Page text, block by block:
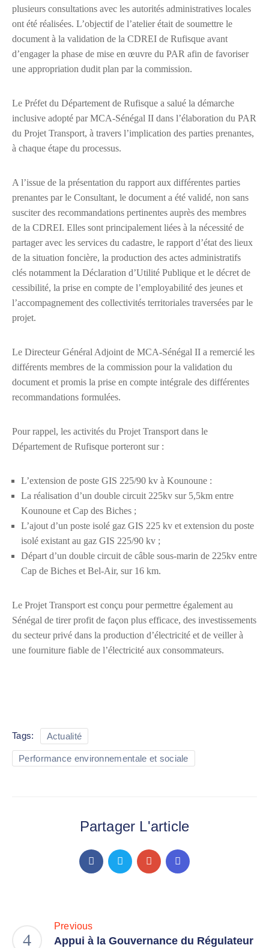
plusieurs consultations avec les autorités administratives locales
ont été réalisées. L’objectif de l’atelier était de soumettre le
document à la validation de la CDREI de Rufisque avant
d’engager la phase de mise en œuvre du PAR afin de favoriser
une appropriation dudit plan par la commission.
Le Préfet du Département de Rufisque a salué la démarche
inclusive adopté par MCA-Sénégal II dans l’élaboration du PAR
du Projet Transport, à travers l’implication des parties prenantes,
à chaque étape du processus.
A l’issue de la présentation du rapport aux différentes parties
prenantes par le Consultant, le document a été validé, non sans
susciter des recommandations pertinentes auprès des membres
de la CDREI. Elles sont principalement liées à la nécessité de
partager avec les services du cadastre, le rapport d’état des lieux
de la situation foncière, la production des actes administratifs
clés notamment la Déclaration d’Utilité Publique et le décret de
cessibilité, la prise en compte de l’employabilité des jeunes et
l’accompagnement des collectivités territoriales traversées par le
projet.
Le Directeur Général Adjoint de MCA-Sénégal II a remercié les
différents membres de la commission pour la validation du
document et promis la prise en compte intégrale des différentes
recommandations formulées.
Pour rappel, les activités du Projet Transport dans le
Département de Rufisque porteront sur :
L’extension de poste GIS 225/90 kv à Kounoune :
La réalisation d’un double circuit 225kv sur 5,5km entre
Kounoune et Cap des Biches ;
L’ajout d’un poste isolé gaz GIS 225 kv et extension du poste
isolé existant au gaz GIS 225/90 kv ;
Départ d’un double circuit de câble sous-marin de 225kv entre
Cap de Biches et Bel-Air, sur 16 km.
Le Projet Transport est conçu pour permettre également au
Sénégal de tirer profit de façon plus efficace, des investissements
du secteur privé dans la production d’électricité et de veiller à
une fourniture fiable de l’électricité aux consommateurs.
Tags: Actualité
Performance environnementale et sociale
Partager L'article
Previous
Appui à la Gouvernance du Régulateur